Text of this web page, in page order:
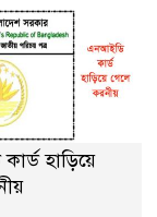
হাড়িয়ে